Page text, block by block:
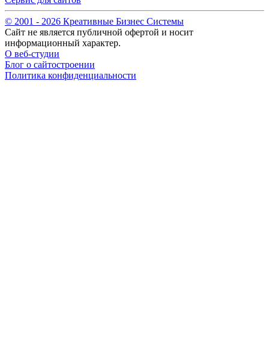
© 2001 - 2026 Креативные Бизнес Системы
Сайт не является публичной офертой и носит
информационный характер.
О веб-студии
Блог о сайтостроении
Политика конфиденциальности